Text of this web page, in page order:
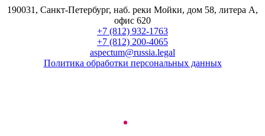
190031, Санкт-Петербург, наб. реки Мойки, дом 58, литера А,
офис 620
+7 (812) 932-1763
+7 (812) 200-4065
aspectum@russia.legal
Политика обработки персональных данных